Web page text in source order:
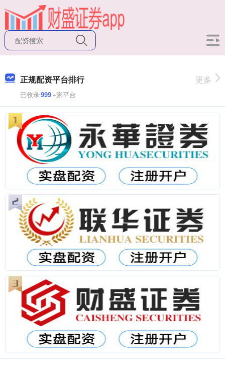
正规配资平台排行
已收录999+家平台
更多